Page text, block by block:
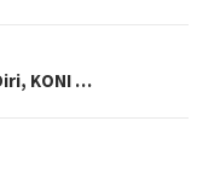
KONI …